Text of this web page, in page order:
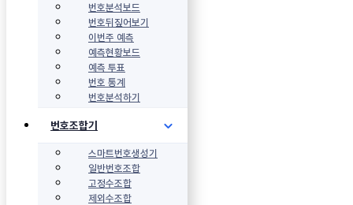
번호분석보드
번호뒤짚어보기
이번주 예측
예측현황보드
예측 투표
번호 통계
번호분석하기
번호조합기
스마트번호생성기
일반번호조합
고정수조합
제외수조합